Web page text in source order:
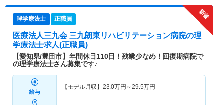
理学療法士 正職員
医療法人三九会 三九朗東リハビリテーション病院の理
学療法士求人(正職員)
【愛知県/豊田市】年間休日110日！残業少なめ！回復期病院で
の理学療法士さん募集です♪
給与
【モデル月収】 23.0万円～29.5万円